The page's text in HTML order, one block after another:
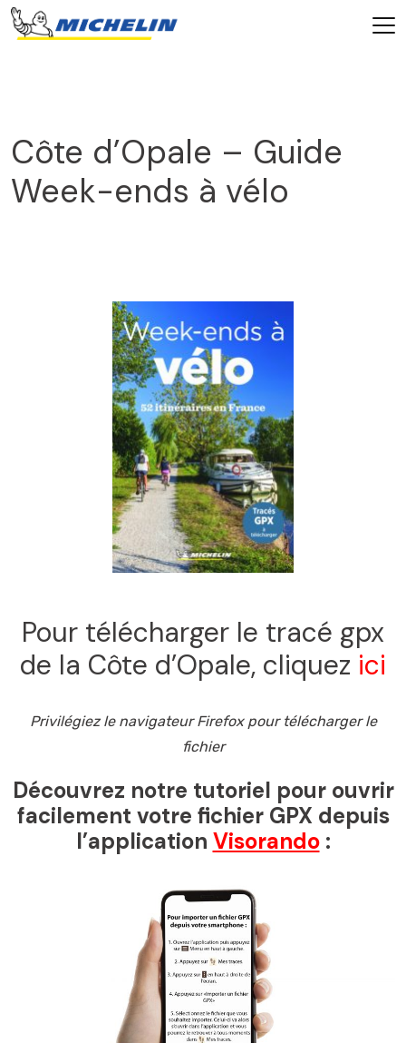
Côte d’Opale – Guide
Week-ends à vélo
Pour télécharger le tracé gpx
de la Côte d’Opale, cliquez ici
Privilégiez le navigateur Firefox pour télécharger le
fichier
Découvrez notre tutoriel pour ouvrir
facilement votre fichier GPX depuis
l’application Visorando: